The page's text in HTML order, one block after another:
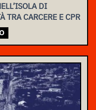
DI
TRA CARCERE E CPR